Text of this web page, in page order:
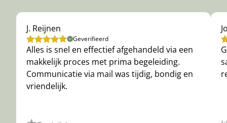
J. Reijnen
Geverifieerd
Alles is snel en effectief afgehandeld via een
makkelijk proces met prima begeleiding.
Communicatie via mail was tijdig, bondig en
vriendelijk.